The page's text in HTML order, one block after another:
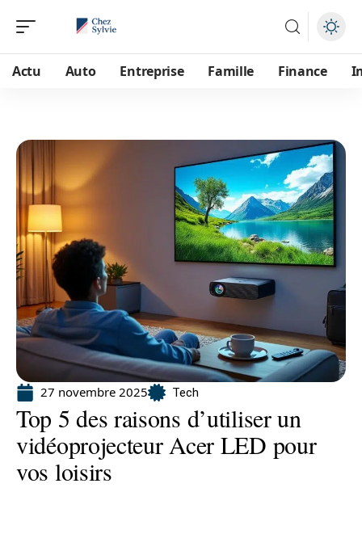
Actu Auto Entreprise Famille Finance
27 novembre 2025 Tech
Top 5 des raisons d’utiliser un
vidéoprojecteur Acer LED pour
vos loisirs